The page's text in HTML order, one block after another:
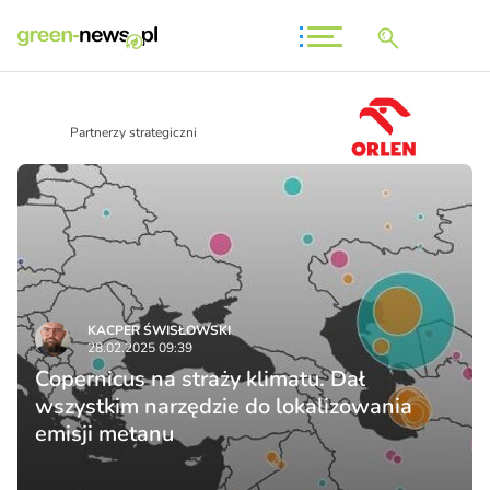
Partnerzy strategiczni
KACPER ŚWISŁO­WSKI
28.02.2025 09:39
Copernicus na straży klimatu. Dał
wszystkim narzędzie do lokalizowania
emisji metanu